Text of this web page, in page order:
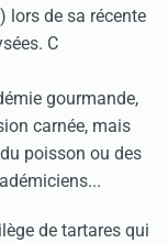
lors de sa récente
C
gourmande,
carnée, mais
poisson ou des
de tartares qui